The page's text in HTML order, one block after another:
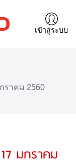
เข้าสู่ระบบ
ราคม 2560
มกราคม